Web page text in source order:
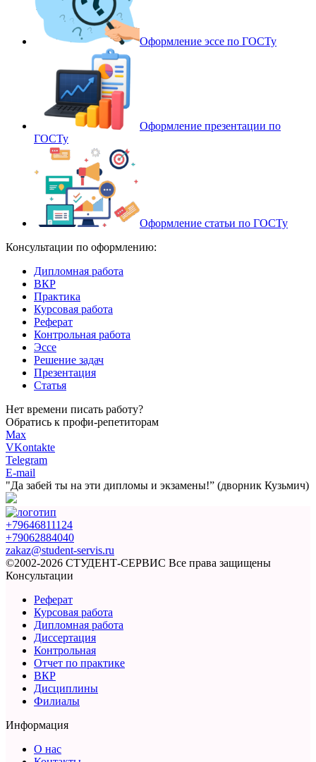
Оформление эссе по ГОСТу
Оформление презентации по
ГОСТу
Оформление статьи по ГОСТу
Консультации по оформлению:
Дипломная работа
ВКР
Практика
Курсовая работа
Реферат
Контрольная работа
Эссе
Решение задач
Презентация
Статья
Нет времени писать работу?
Обратись к профи-репетиторам
Max
VKontakte
Telegram
E-mail
"Да забей ты на эти дипломы и экзамены!” (дворник Кузьмич)
+79646811124
+79062884040
zakaz@student-servis.ru
©2002-2026 СТУДЕНТ-СЕРВИС Все права защищены
Консультации
Реферат
Курсовая работа
Дипломная работа
Диссертация
Контрольная
Отчет по практике
ВКР
Дисциплины
Филиалы
Информация
О нас